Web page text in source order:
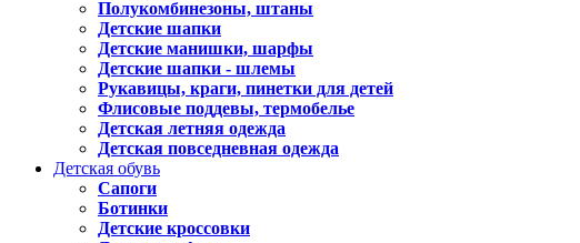
Полукомбинезоны, штаны
Детские шапки
Детские манишки, шарфы
Детские шапки - шлемы
Рукавицы, краги, пинетки для детей
Флисовые поддевы, термобелье
Детская летняя одежда
Детская повседневная одежда
Детская обувь
Сапоги
Ботинки
Детские кроссовки